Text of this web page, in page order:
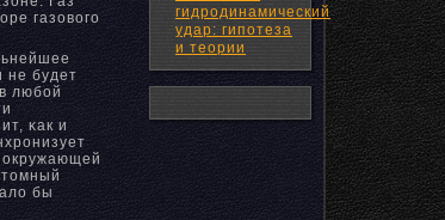
газового
не будет
любой
κак и
οкружающей
бы
гидродинамический
удар: гипотеза
и теории